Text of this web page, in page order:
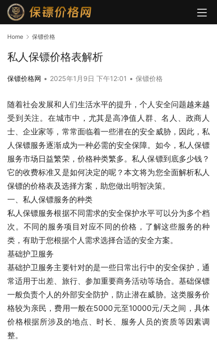
Home 保镖价格
私人保镖价格表解析
保镖价格网 • 2025年1月9日 下午12:01 • 保镖价格
随着社会发展和人们生活水平的提升，个人安全问题越来越
受到关注。在城市中，尤其是高净值人群、名人、政商人
士、企业家等，常常面临着一些潜在的安全威胁，因此，私
人保镖服务逐渐成为一种必需的安全保障。如今，私人保镖
服务市场日益繁荣，价格种类繁多。私人保镖到底多少钱？
它的收费标准又是如何决定的呢？本文将为您全面解析私人
保镖的价格表及选择方案，助您做出明智决策。
一、私人保镖服务的种类
私人保镖服务根据不同需求的安全保护水平可以分为多个档
次。不同的服务项目对应不同的价格，了解这些服务的种
类，有助于您根据个人需求选择合适的安全方案。
基础护卫服务
基础护卫服务主要针对的是一些日常出行中的安全保护，通
常适用于出差、旅行、参加重要商务活动等场合。基础保镖
一般负责个人的外部安全防护，防止潜在威胁。这类服务价
格较为亲民，费用一般在5000元至10000元/天之间，具体
价格根据所涉及的地点、时长、服务人员的资质等因素调
整。